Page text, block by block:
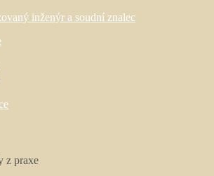
inženýr a soudní znalec
z praxe